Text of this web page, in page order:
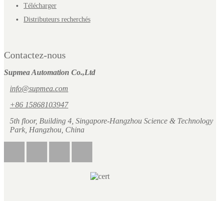
Télécharger
Distributeurs recherchés
Contactez-nous
Supmea Automation Co.,Ltd
info@supmea.com
+86 15868103947
5th floor, Building 4, Singapore-Hangzhou Science & Technology
Park, Hangzhou, China